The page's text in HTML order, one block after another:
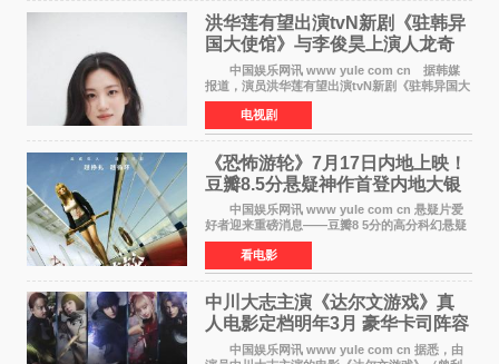
洪华莲有望出演tvN新剧《驻韩异
国大使馆》与李俊昊上演人龙奇
幻罗曼史
中国娱乐网讯 www yule com cn 据韩媒
报道，演员洪华莲有望出演tvN新剧《驻韩异国大
使馆》女主角，与李俊昊合作，引发观众期
待。 该剧讲述了一位因管理驻韩异国大使馆
（负责管理居住在大
电视剧
《恐怖游轮》7月17日内地上映！
豆瓣8.5分悬疑神作首登内地大银
中国娱乐网讯 www yule com cn 悬疑片爱
好者迎来重磅消息——豆瓣8 5分的高分科幻悬疑
电影《恐怖游轮》正式宣布定档7月17日在内地上
映。这部由英国导演克里斯托弗·史密斯执导、惊
悚片女王梅
看电影
中川大志主演《达尔文游戏》真
人电影定档明年3月 豪华卡司阵容
公开
中国娱乐网讯 www yule com cn 据悉，由